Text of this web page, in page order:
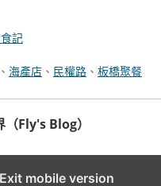
記
、 海產店 、 民權路 、 板橋聚餐
Fly's Blog）
Exit mobile version